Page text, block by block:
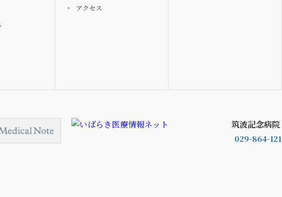
アクセス
筑波記念病院
029-864-